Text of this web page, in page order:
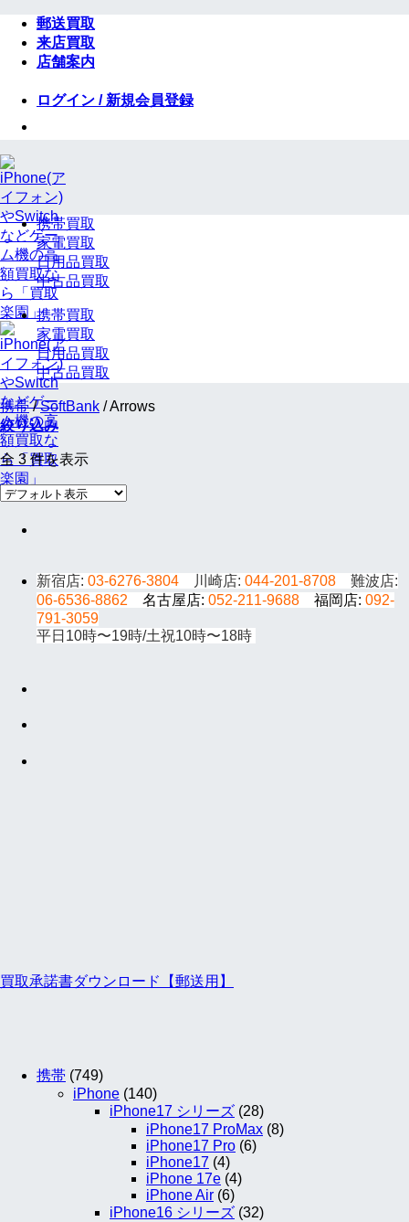
Skip
content
郵送買取
来店買取
店舗案内
ログイン / 新規会員登録
新宿店: 03-6276-3804 川崎店: 044-201-8708 難波店:
06-6536-8862
名古屋店: 052-211-9688 福岡店: 092-
791-3059
平日10時〜19時/土祝10時〜18時
携帯買取
家電買取
日用品買取
中古品買取
携帯買取
家電買取
日用品買取
中古品買取
携帯 / SoftBank /Arrows
絞り込み
全 3 件を表示
買取承諾書ダウンロード【郵送用】
携帯 (749)
iPhone (140)
iPhone17 シリーズ (28)
iPhone17 ProMax (8)
iPhone17 Pro (6)
iPhone17 (4)
iPhone 17e (4)
iPhone Air (6)
iPhone16 シリーズ (32)